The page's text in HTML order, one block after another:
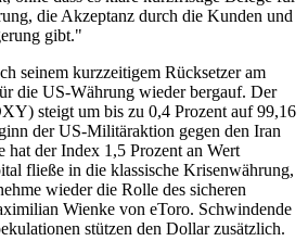
die Akzeptanz durch die Kunden und
gibt."
seinem kurzzeitigem Rücksetzer am
die US-Währung wieder bergauf. Der
steigt um bis zu 0,4 Prozent auf 99,16
der US-Militäraktion gegen den Iran
hat der Index 1,5 Prozent an Wert
fließe in die klassische Krisenwährung,
wieder die Rolle des sicheren
Wienke von eToro. Schwindende
stützen den Dollar zusätzlich.